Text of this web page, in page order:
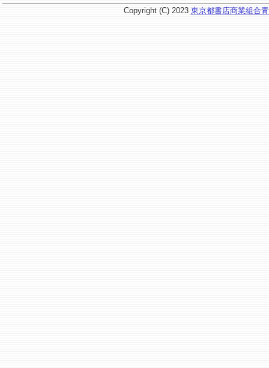
Copyright (C) 2023 東京都書店商業組合